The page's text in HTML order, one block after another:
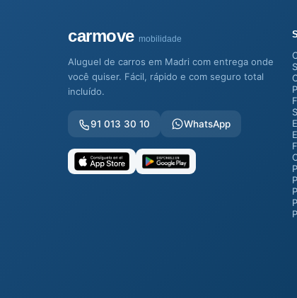
carmove mobilidade
Aluguel de carros em Madri com entrega onde
você quiser. Fácil, rápido e com seguro total
incluído.
91 013 30 10 WhatsApp